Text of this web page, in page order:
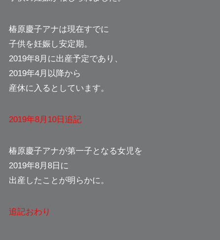
椿原慶子アナは現在すでに
子供を妊娠し安定期。
2019年8月に出産予定であり、
2019年4月以降から
産休に入るとしています。
2019年8月10日追記
椿原慶子アナが第一子となる女児を
2019年8月8日に
出産したことが明らかに。
追記おわり